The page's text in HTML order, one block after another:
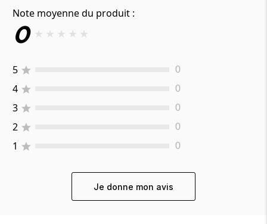
Note moyenne du produit :
0 ★ ★ ★ ★ ★
5 0
4 0
3 0
2 0
1 0
Je donne mon avis